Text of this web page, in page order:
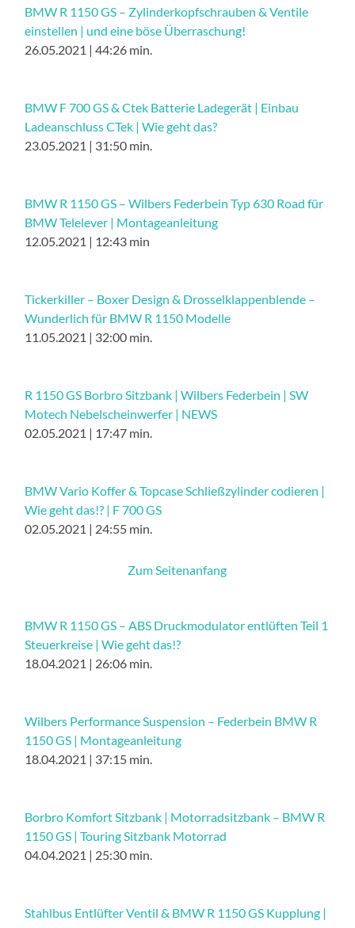
BMW R 1150 GS – Zylinderkopfschrauben & Ventile
einstellen | und eine böse Überraschung!
26.05.2021 | 44:26 min.
BMW F 700 GS & Ctek Batterie Ladegerät | Einbau
Ladeanschluss CTek | Wie geht das?
23.05.2021 | 31:50 min.
BMW R 1150 GS – Wilbers Federbein Typ 630 Road für
BMW Telelever | Montageanleitung
12.05.2021 | 12:43 min
Tickerkiller – Boxer Design & Drosselklappenblende –
Wunderlich für BMW R 1150 Modelle
11.05.2021 | 32:00 min.
R 1150 GS Borbro Sitzbank | Wilbers Federbein | SW
Motech Nebelscheinwerfer | NEWS
02.05.2021 | 17:47 min.
BMW Vario Koffer & Topcase Schließzylinder codieren |
Wie geht das!? | F 700 GS
02.05.2021 | 24:55 min.
Zum Seitenanfang
BMW R 1150 GS – ABS Druckmodulator entlüften Teil 1
Steuerkreise | Wie geht das!?
18.04.2021 | 26:06 min.
Wilbers Performance Suspension – Federbein BMW R
1150 GS | Montageanleitung
18.04.2021 | 37:15 min.
Borbro Komfort Sitzbank | Motorradsitzbank – BMW R
1150 GS | Touring Sitzbank Motorrad
04.04.2021 | 25:30 min.
Stahlbus Entlüfter Ventil & BMW R 1150 GS Kupplung |